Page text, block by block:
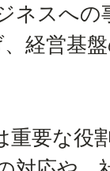
ネスへの
経営基
重要な役